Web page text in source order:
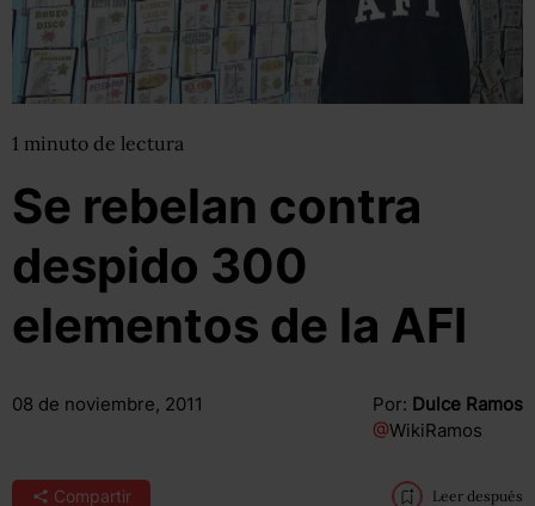
1 minuto de lectura
Se rebelan contra
despido 300
elementos de la AFI
08 de noviembre, 2011 Por: Dulce Ramos
@WikiRamos
Compartir Leer después